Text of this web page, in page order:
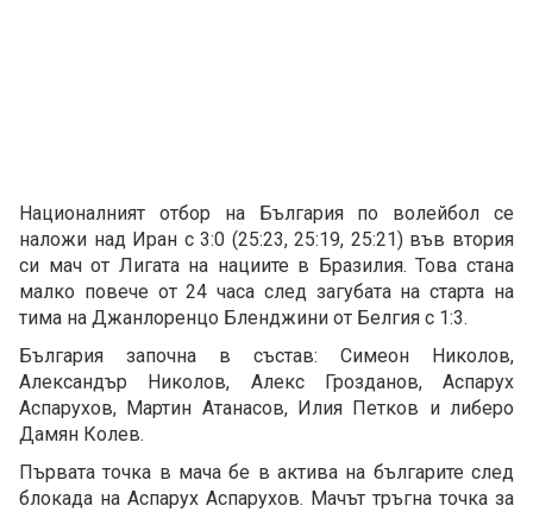
Националният отбор на България по волейбол се
наложи над Иран с 3:0 (25:23, 25:19, 25:21) във втория
си мач от Лигата на нациите в Бразилия. Това стана
малко повече от 24 часа след загубата на старта на
тима на Джанлоренцо Бленджини от Белгия с 1:3.
България започна в състав: Симеон Николов,
Александър Николов, Алекс Грозданов, Аспарух
Аспарухов, Мартин Атанасов, Илия Петков и либеро
Дамян Колев.
Първата точка в мача бе в актива на българите след
блокада на Аспарух Аспарухов. Мачът тръгна точка за